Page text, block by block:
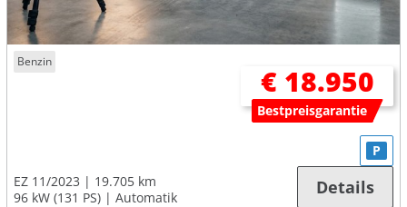
Benzin
€ 18.950
Bestpreisgarantie
EZ 11/2023
19.705 km
96 kW (131 PS)
Automatik
P
Details